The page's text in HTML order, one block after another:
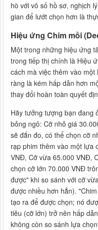
hò với vô số hồ sơ, nghịch
gian để lướt chọn hơn là
Hiệu ứng Chim mồi
Một trong những hiệu ứng
trong tiếp thị chính là Hiệu
cách mà việc thêm vào
ràng là kém hấp dẫn hơn
thay đổi hoàn toàn quyết
Hãy tưởng tượng bạn đang
bỏng ngô: Cỡ nhỏ giá
sẽ đắn đo, có thể chọn cỡ
rạp phim thêm vào một lựa
VNĐ, Cỡ vừa 65.000 VNĐ,
chọn cỡ lớn 70.000 VNĐ
được" khi so sánh với cỡ
được nhiều hơn hẳn).
tạo ra để được chọn; nó
tiêu (cỡ lớn) trở nên hấp
không còn so sánh lựa